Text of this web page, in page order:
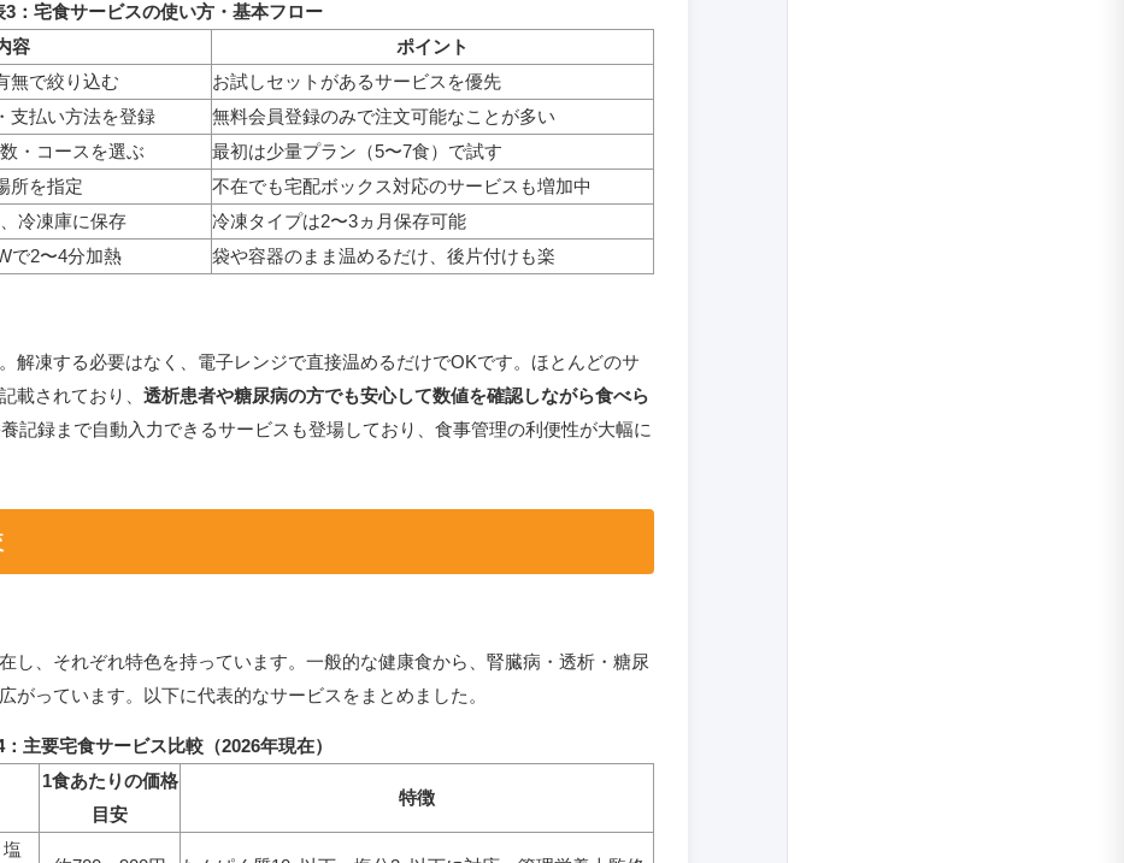
3：宅食サービスの使い方・基本フロー
容
ポイント
無で絞り込む
お試しセットがあるサービスを優先
支払い方法を登録
無料会員登録のみで注文可能なことが多い
・コースを選ぶ
最初は少量プラン（5〜7食）で試す
所を指定
不在でも宅配ボックス対応のサービスも増加中
冷凍庫に保存
冷凍タイプは2〜3ヵ月保存可能
で2〜4分加熱 袋や容器のまま温めるだけ、後片付けも楽
解凍する必要はなく、電子レンジで直接温めるだけでOKです。ほとんどのサ
載されており、 透析患者や糖尿病の方でも安心して数値を確認しながら食べら
記録まで自動入力できるサービスも登場しており、食事管理の利便性が大幅に
し、それぞれ特色を持っています。一般的な健康食から、腎臓病・透析・糖尿
がっています。以下に代表的なサービスをまとめました。
：主要宅食サービス比較（2026年現在）
1食あたりの価格
目安
特徴